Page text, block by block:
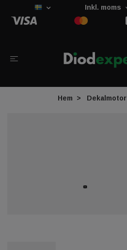
Inkl. moms
Hem Dekalmotor